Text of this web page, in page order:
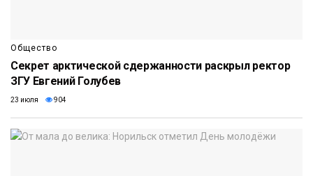
Общество
Секрет арктической сдержанности раскрыл ректор
ЗГУ Евгений Голубев
23 июля 904